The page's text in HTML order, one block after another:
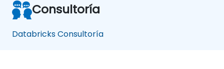
Consultoría
Databricks Consultoría